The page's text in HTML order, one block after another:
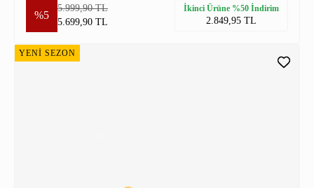
%5
5.999,90 TL
5.699,90 TL
İkinci Ürüne %50 İndirim
2.849,95 TL
YENİ SEZON